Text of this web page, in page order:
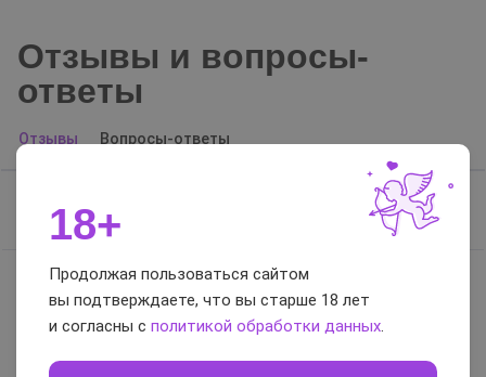
Отзывы и вопросы-
ответы
Отзывы Вопросы-ответы
Отзывов нет, будьте первым
0 / 5
18+
Продолжая пользоваться сайтом
вы подтверждаете, что вы старше 18 лет
и согласны с политикой обработки данных.